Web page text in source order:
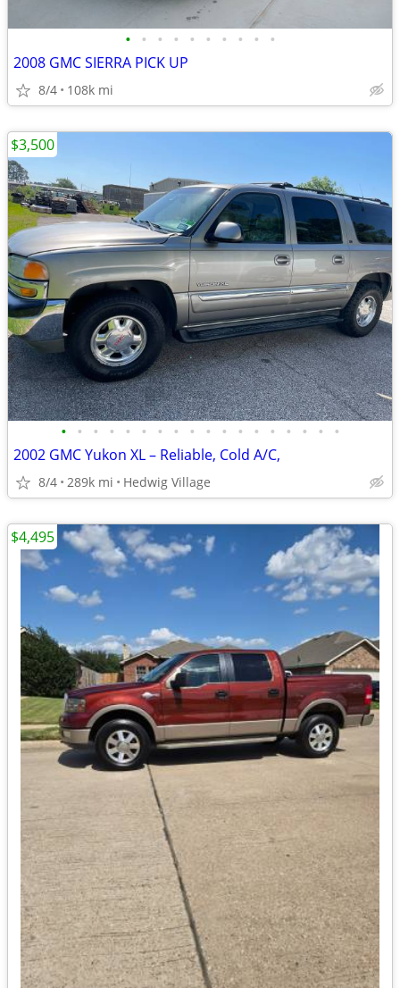
• • • • • • • • • •
2008 GMC SIERRA PICK UP
8/4 108k mi
• • • • • • • • • • • • • • • • • •
2002 GMC Yukon XL – Reliable, Cold A/C,
8/4 289k mi Hedwig Village
$3,500
$4,495